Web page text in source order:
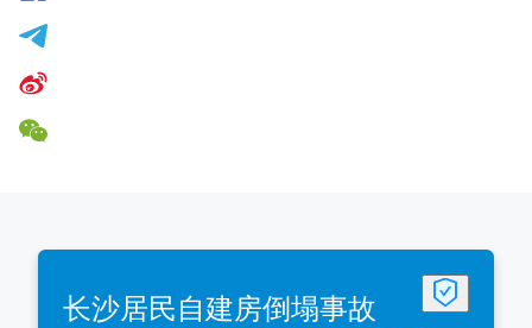
长沙居民自建房倒塌事故